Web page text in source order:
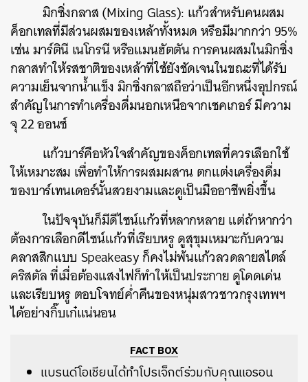
มิกซิ่งกลาส(Mixing Glass): แก้วสำหรับคนผสม
ค็อกเทลที่มีส่วนผสมของเหล้าทั้งหมดหรือมีมากกว่า95%
เช่นมาร์ตินีเนโกรนีหรือแมนฮัตตันการคนผสมในมิกซิ่ง
กลาสทำให้รสชาติของเหล้าที่ใช้ยังชัดเจนในขณะที่ได้รับ
ความเย็นจากน้ำแข็งมิกซิ่งกลาสถือว่าเป็นอีกหนึ่งอุปกรณ์
สำคัญในการทำเครื่องดื่มนอกเหนือจากเชคเกอร์มีความ
จุ22ออนซ์
แก้วบาร์คือหัวใจสำคัญของค็อกเทลที่ควรเลือกใช้
ให้เหมาะสม เพื่อทำให้การผสมผสานตกแต่งเครื่องดื่ม
ของบาร์เทนเดอร์นั้นสวยงามและดูเป็นมืออาชีพยิ่งขึ้น
ในปัจจุบันก็มีดีไซน์แก้วที่หลากหลายแต่ถ้าหากว่า
ต้องการเลือกดีไซน์แก้วที่เรียบหรูดูสุขุมเหมาะกับความ
คลาสสิกแบบ Speakeasyก็คงไม่พ้นแก้วลวดลายสไตล์
คริสตัลที่เมื่อต้องแสงไฟก็ทำให้เป็นประกายดูโดดเด่น
และเรียบหรูตอบโจทย์ค่ำคืนของหนุ่มสาวชาวกรุงเทพฯ
ได้อย่างกิ๊บเก๋แน่นอน
FACT BOX
แบรนด์โอเชียนได้ทำโปรเจ็กต์ร่วมกับคุณแอรอน